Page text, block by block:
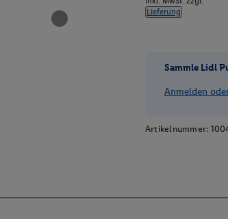
Lieferung
Sammle Lidl
Anmelden
Artikelnummer: